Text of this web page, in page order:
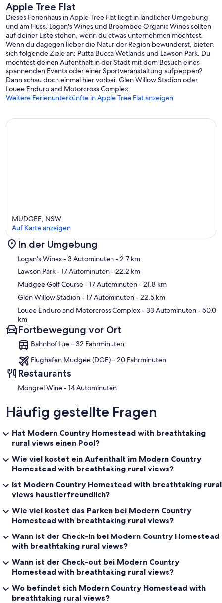
Apple Tree Flat
Dieses Ferienhaus in Apple Tree Flat liegt in ländlicher Umgebung
und am Fluss. Logan's Wines und Broombee Organic Wines sollten
auf deiner Liste stehen, wenn du etwas unternehmen möchtest.
Wenn du dagegen lieber die Natur der Region bewunderst, bieten
sich folgende Ziele an: Putta Bucca Wetlands und Lawson Park. Du
möchtest deinen Aufenthalt in der Stadt mit dem Besuch eines
spannenden Events oder einer Sportveranstaltung aufpeppen?
Dann schau doch einmal hier vorbei: Glen Willow Stadion oder
Louee Enduro and Motorcross Complex.
Weitere Ferienunterkünfte in Apple Tree Flat anzeigen
Karte
MUDGEE, NSW
Auf Karte anzeigen
In der Umgebung
Logan's Wines- 3 Autominuten- 2.7 km
Lawson Park- 17 Autominuten- 22.2 km
Mudgee Golf Course- 17 Autominuten- 21.8 km
Glen Willow Stadion- 17 Autominuten- 22.5 km
Louee Enduro and Motorcross Complex- 33 Autominuten- 50.0
km
Fortbewegung vor Ort
Bahnhof Lue – 32 Fahrminuten
Flughafen Mudgee (DGE) – 20 Fahrminuten
Restaurants
‪Mongrel Wine - ‬14 Autominuten
Häufig gestellte Fragen
Hat Modern Country Homestead with breathtaking
rural views einen Pool?
Wie viel kostet ein Aufenthalt im Modern Country
Homestead with breathtaking rural views?
Ist Modern Country Homestead with breathtaking rural
views haustierfreundlich?
Wie viel kostet das Parken bei Modern Country
Homestead with breathtaking rural views?
Wann ist der Check-in bei Modern Country Homestead
with breathtaking rural views?
Wann ist der Check-out bei Modern Country
Homestead with breathtaking rural views?
Wo befindet sich Modern Country Homestead with
breathtaking rural views?